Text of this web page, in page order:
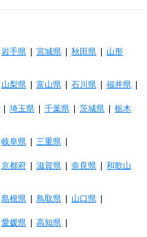
岩手県 宮城県 秋田県
山形
山梨県 富山県 石川県 福井県
埼玉県 千葉県 茨城県
栃木
岐阜県 三重県
京都府 滋賀県 奈良県
和歌山
島根県 鳥取県 山口県
愛媛県 高知県